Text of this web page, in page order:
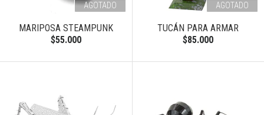
AGOTADO
MARIPOSA STEAMPUNK
$55.000
AGOTADO
TUCÁN PARA ARMAR
$85.000